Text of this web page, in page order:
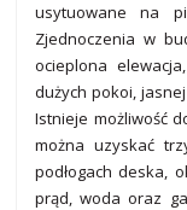
usytuowane na
Zjednoczenia w
ocieplona
dużych pokoi,
Istnieje możliwość
można uzyskać
podłogach deska,
prąd, woda oraz